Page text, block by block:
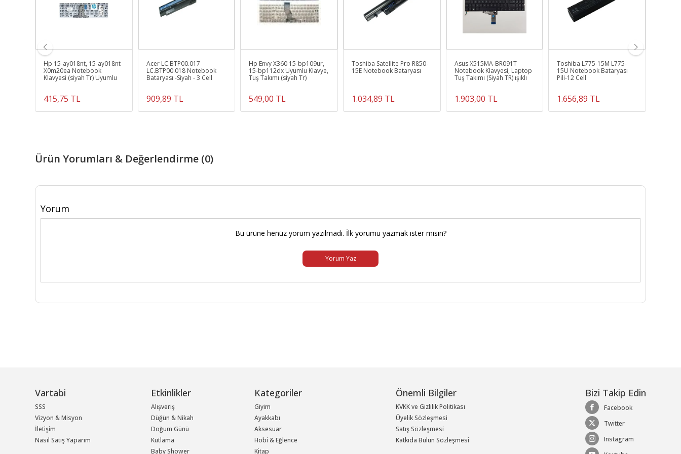
Hp 15-ay018nt, 15-ay018nt
X0m20ea Notebook
Klavyesi (siyah Tr) Uyumlu
415,75 TL
Acer LC.BTP00.017
LC.BTP00.018 Notebook
Bataryası -Siyah - 3 Cell
909,89 TL
Hp Envy X360 15-bp109ur,
15-bp112dx Uyumlu Klavye,
Tuş Takımı (siyah Tr)
549,00 TL
Toshiba Satellite Pro R850-
15E Notebook Bataryası
1.034,89 TL
Asus X515MA-BR091T
Notebook Klavyesi, Laptop
Tuş Takımı (Siyah TR) ışıklı
1.903,00 TL
Toshiba L775-15M L775-
15U Notebook Bataryası
Pili-12 Cell
1.656,89 TL
Ürün Yorumları & Değerlendirme (0)
Yorum
Bu ürüne henüz yorum yazılmadı. İlk yorumu yazmak ister misin?
Yorum Yaz
Vartabi
SSS
Vizyon & Misyon
İletişim
Nasıl Satış Yaparım
Etkinlikler
Alışveriş
Düğün & Nikah
Doğum Günü
Kutlama
Baby Shower
Kategoriler
Giyim
Ayakkabı
Aksesuar
Hobi & Eğlence
Kitap
Önemli Bilgiler
KVKK ve Gizlilik Politikası
Üyelik Sözleşmesi
Satış Sözleşmesi
Katkıda Bulun Sözleşmesi
Bizi Takip Edin
Facebook
Twitter
Instagram